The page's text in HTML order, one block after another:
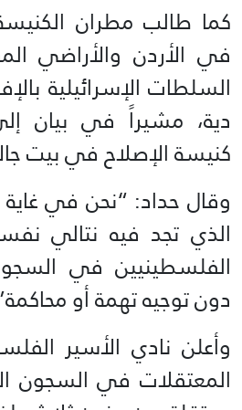
كما طالب مطران الكنيسة
في الأردن والأراضي
السلطات الإسرائيلية
دية، مشيراً في بيان
كنيسة الإصلاح في بيت
وقال حداد: “نحن في غاية
الذي تجد فيه نتالي
الفلسطينيين في
دون توجيه تهمة أو
وأعلن نادي الأسير